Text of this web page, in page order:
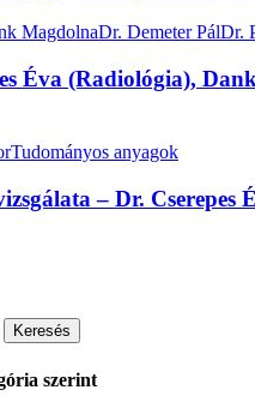
MagdolnaDr. Demeter PálDr.
Éva (Radiológia),
Tudományos anyagok
– Dr. Cserepes
Keresés
szerint